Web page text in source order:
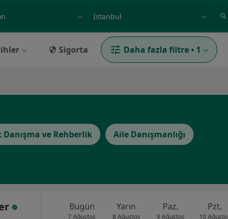
Sigorta Daha fazla filtre • 1
ve Rehberlik Aile Danışmanlığı
Bugün
7 Ağustos
Yarın
8 Ağustos
Paz,
9 Ağustos
Pzt,
10